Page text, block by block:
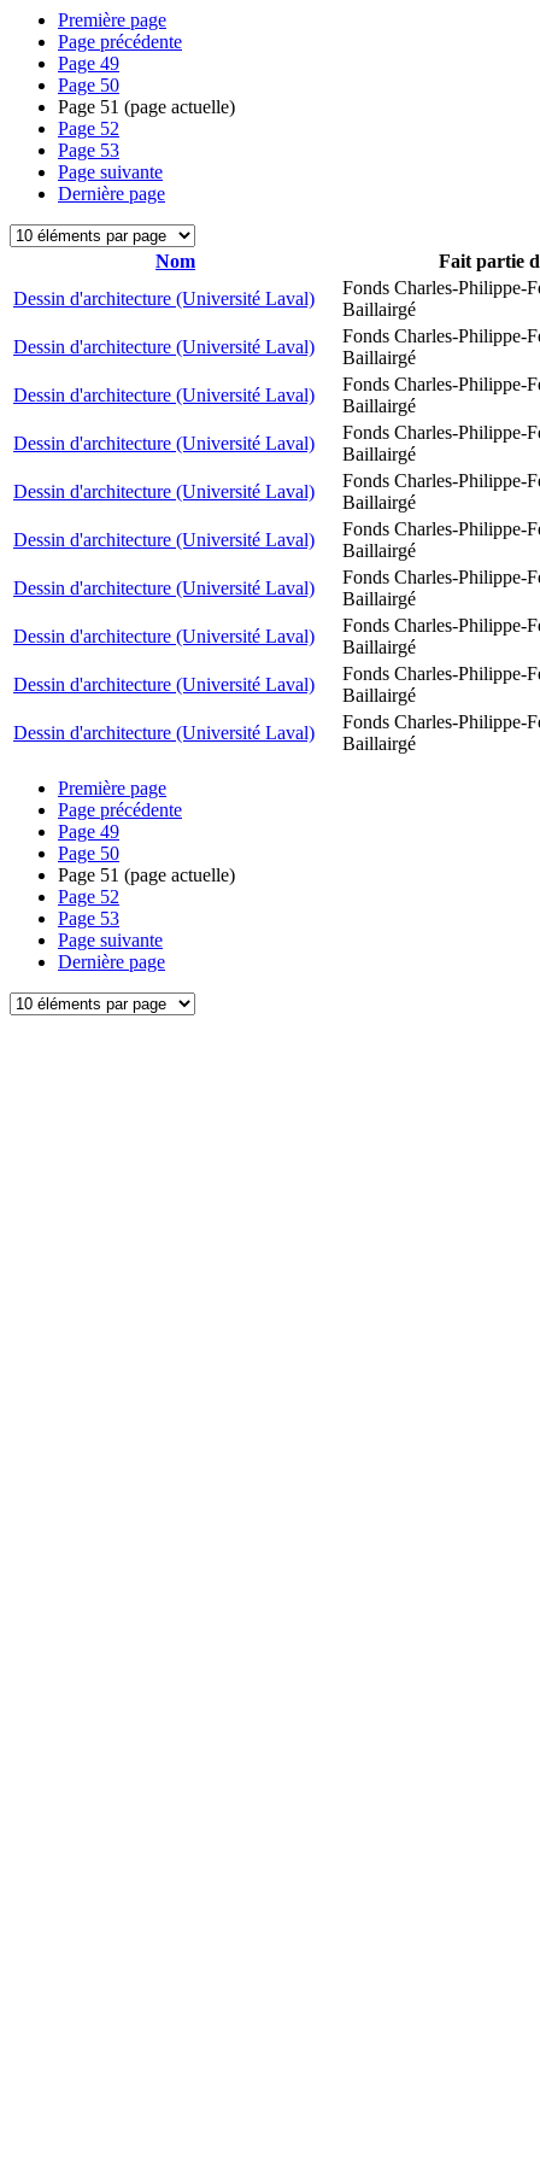
Première page
Page précédente
Page 49
Page 50
Page 51 (page actuelle)
Page 52
Page 53
Page suivante
Dernière page
Nom
Fait partie
Dessin d'architecture (Université Laval)
Fonds Charles-Philippe-
Baillairgé
Dessin d'architecture (Université Laval)
Fonds Charles-Philippe-
Baillairgé
Dessin d'architecture (Université Laval)
Fonds Charles-Philippe-
Baillairgé
Dessin d'architecture (Université Laval)
Fonds Charles-Philippe-
Baillairgé
Dessin d'architecture (Université Laval)
Fonds Charles-Philippe-
Baillairgé
Dessin d'architecture (Université Laval)
Fonds Charles-Philippe-
Baillairgé
Dessin d'architecture (Université Laval)
Fonds Charles-Philippe-
Baillairgé
Dessin d'architecture (Université Laval)
Fonds Charles-Philippe-
Baillairgé
Dessin d'architecture (Université Laval)
Fonds Charles-Philippe-
Baillairgé
Dessin d'architecture (Université Laval)
Fonds Charles-Philippe-
Baillairgé
Première page
Page précédente
Page 49
Page 50
Page 51 (page actuelle)
Page 52
Page 53
Page suivante
Dernière page